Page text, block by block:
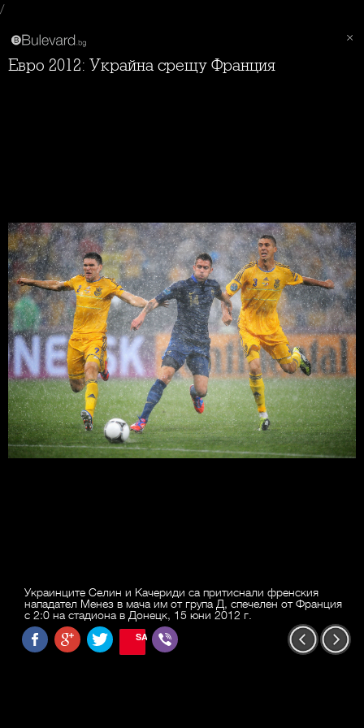
/
Евро 2012: Украйна срещу Франция
Украинците Селин и Качериди са притиснали френския
нападател Менез в мача им от група Д, спечелен от Франция
с 2:0 на стадиона в Донецк, 15 юни 2012 г.
SAVE